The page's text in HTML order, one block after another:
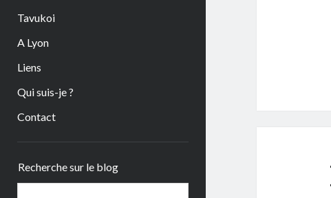
Tavukoi
A Lyon
Liens
Qui suis-je ?
Contact
Recherche sur le blog